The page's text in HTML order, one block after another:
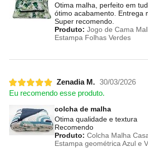
Otima malha, perfeito em
ótimo acabamento. Entrega
Super recomendo.
Produto: Jogo de Cama
Estampa Folhas Verdes
Zenadia M. 30/03/2026
Eu recomendo esse produto.
colcha de malha
Otima qualidade e textura
Recomendo
Produto: Colcha Malha
Estampa geométrica Azul e